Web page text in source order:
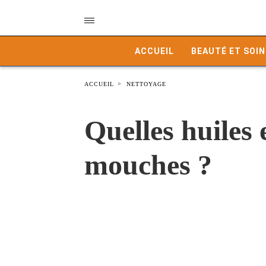
ACCUEIL BEAUTÉ ET SOIN
ACCUEIL NETTOYAGE
Quelles huiles
mouches ?